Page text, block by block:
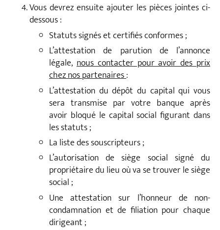
Vous devrez ensuite ajouter les pièces jointes ci-
dessous :
Statuts signés et certifiés conformes ;
L’attestation de parution de l’annonce
légale,nous contacter pour avoir des prix
chez nos partenaires:
L’attestation du dépôt du capital qui vous
sera transmise par votre banque après
avoir bloqué le capital social figurant dans
les statuts ;
La liste des souscripteurs ;
L’autorisation de siège social signé du
propriétaire du lieu où va se trouver le siège
social ;
Une attestation sur l’honneur de non-
condamnation et de filiation pour chaque
dirigeant ;